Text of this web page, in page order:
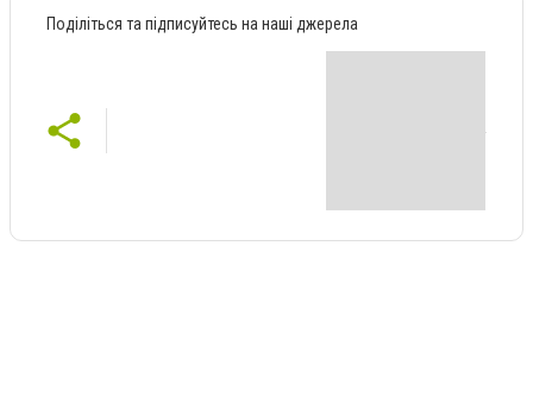
Поділіться та підписуйтесь на наші джерела